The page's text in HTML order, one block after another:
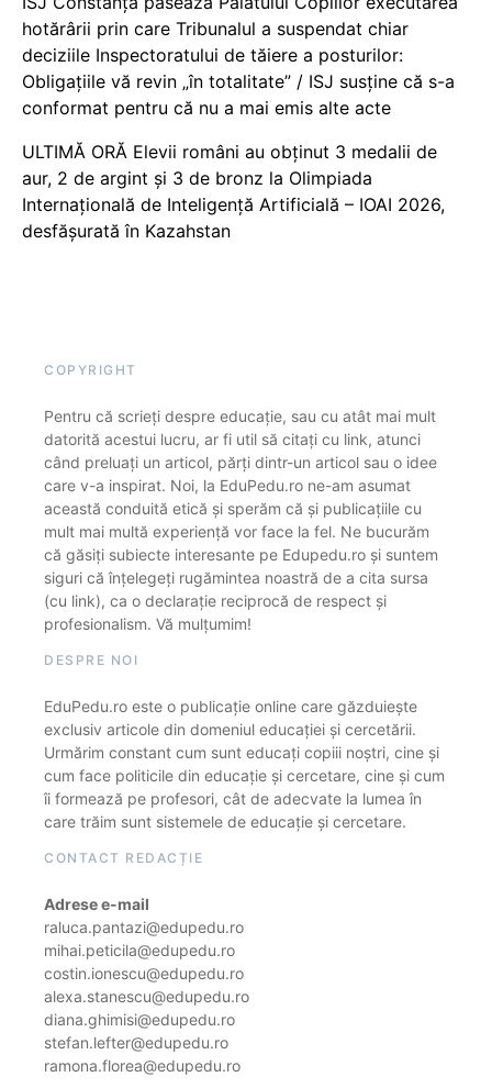
hotărârii prin care Tribunalul a suspendat chiar
deciziile Inspectoratului de tăiere a posturilor:
Obligațiile vă revin „în totalitate” / ISJ susține că s-a
conformat pentru că nu a mai emis alte acte
ULTIMĂ ORĂ Elevii români au obținut 3 medalii de
aur, 2 de argint și 3 de bronz la Olimpiada
Internațională de Inteligență Artificială – IOAI 2026,
desfășurată în Kazahstan
COPYRIGHT
Pentru că scrieți despre educație, sau cu atât mai mult
datorită acestui lucru, ar fi util să citați cu link, atunci
când preluați un articol, părți dintr-un articol sau o idee
care v-a inspirat. Noi, la EduPedu.ro ne-am asumat
această conduită etică și sperăm că și publicațiile cu
mult mai multă experiență vor face la fel. Ne bucurăm
că găsiți subiecte interesante pe Edupedu.ro și suntem
siguri că înțelegeți rugămintea noastră de a cita sursa
(cu link), ca o declarație reciprocă de respect și
profesionalism. Vă mulțumim!
DESPRE NOI
EduPedu.ro este o publicație online care găzduiește
exclusiv articole din domeniul educației și cercetării.
Urmărim constant cum sunt educați copiii noștri, cine și
cum face politicile din educație și cercetare, cine și cum
îi formează pe profesori, cât de adecvate la lumea în
care trăim sunt sistemele de educație și cercetare.
CONTACT REDACȚIE
Adrese e-mail
raluca.pantazi@edupedu.ro
mihai.peticila@edupedu.ro
costin.ionescu@edupedu.ro
alexa.stanescu@edupedu.ro
diana.ghimisi@edupedu.ro
stefan.lefter@edupedu.ro
ramona.florea@edupedu.ro